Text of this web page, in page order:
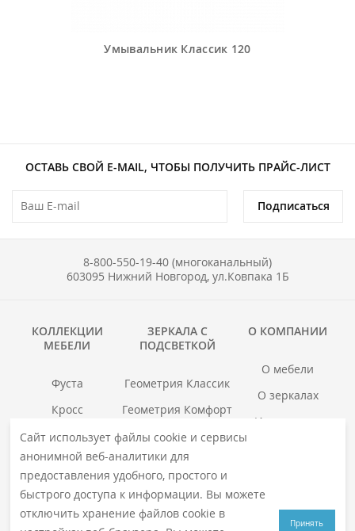
Умывальник Классик 120
ОСТАВЬ СВОЙ E-MAIL, ЧТОБЫ ПОЛУЧИТЬ ПРАЙС-ЛИСТ
Подписаться
8-800-550-19-40 (многоканальный)
603095 Нижний Новгород, ул.Ковпака 1Б
КОЛЛЕКЦИИ
МЕБЕЛИ
Фуста
Кросс
Гранд
Хоска
Смотреть все →
ЗЕРКАЛА С
ПОДСВЕТКОЙ
Геометрия Классик
Геометрия Комфорт
Геометрия Люкс
Геометрия Медиа
войс
Смотреть все →
О КОМПАНИИ
О мебели
О зеркалах
Инструкции
Принять
Сайт использует файлы cookie и сервисы
анонимной веб-аналитики для
предоставления удобного, простого и
быстрого доступа к информации. Вы можете
отключить хранение файлов cookie в